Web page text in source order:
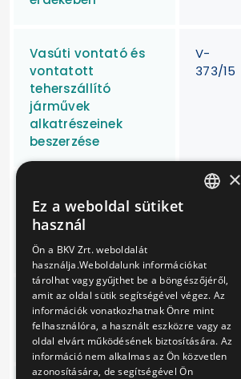
Vasúti vontató és
vontatott
teherszállító
járművek
alkatrészeinek
beszerzése
V-
373/15
járművek
kardántengelyeinek
javítása
V-
Hosszúréti-patak
menti töltés
megtámasztása
V-
369/14
×
Ez a weboldal sütiket
használ
Ön a BKV Zrt. weboldalát
használja.Weboldalunk információkat
tárolhat vagy gyűjthet be a böngészőjéről,
amit az oldal sütik segítségével végez. Az
információk vonatkozhatnak Önre mint
felhasználóra, a használt eszközre vagy az
oldal elvárt működésének biztosítására. Az
információ nem alkalmas az Ön közvetlen
azonosítására, de segítségével Ön